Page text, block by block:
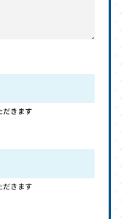
だきます
だきます